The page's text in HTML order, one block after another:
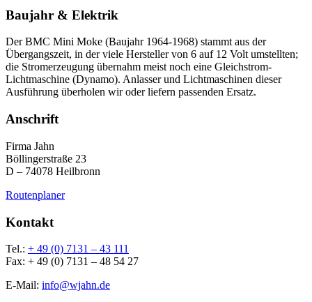
Baujahr & Elektrik
Der BMC Mini Moke (Baujahr 1964-1968) stammt aus der
Übergangszeit, in der viele Hersteller von 6 auf 12 Volt umstellten;
die Stromerzeugung übernahm meist noch eine Gleichstrom-
Lichtmaschine (Dynamo). Anlasser und Lichtmaschinen dieser
Ausführung überholen wir oder liefern passenden Ersatz.
Anschrift
Firma Jahn
Böllingerstraße 23
D – 74078 Heilbronn
Routenplaner
Kontakt
Tel.: + 49 (0) 7131 – 43 111
Fax: + 49 (0) 7131 – 48 54 27
E-Mail: info@wjahn.de